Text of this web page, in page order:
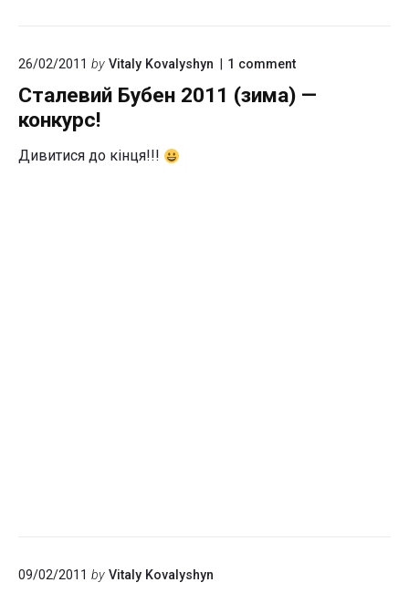
26/02/2011 by Vitaly Kovalyshyn 1 commenton
Бубен
Сталевий Бубен 2011 (зима) —
конкурс!
Дивитися до кінця!!!
09/02/2011 by Vitaly Kovalyshyn